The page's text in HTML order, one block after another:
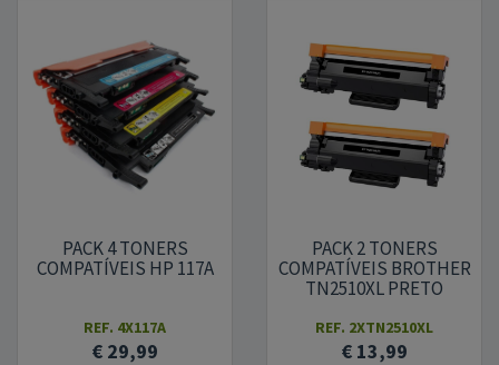
PACK 4 TONERS
COMPATÍVEIS HP 117A
REF. 4X117A
€ 29,99
PACK 2 TONERS
COMPATÍVEIS BROTHER
TN2510XL PRETO
REF. 2XTN2510XL
€ 13,99